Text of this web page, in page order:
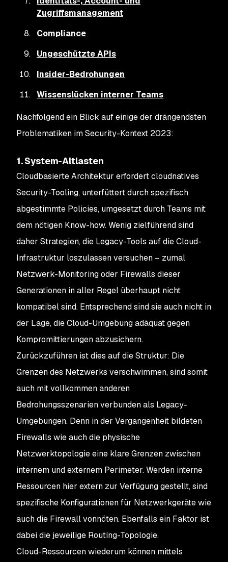
Zugriffsmanagement
Compliance
Ungeschützte APIs
Insider-Bedrohungen
Wissenslücken interner Teams
Nachfolgend ein Blick auf einige der drängendsten
Problematiken im Security-Kontext 2023:
1. System-Altlasten
Cloudbasierte Architektur erfordert cloudnatives
Security-Tooling, unterfüttert durch spezifisch
abgestimmte Policies, umgesetzt durch Teams mit
dem nötigen Know-how. Wenig zielführend sind
daher Strategien, die Legacy-Tools auf die Cloud-
Infrastruktur loszulassen versuchen – zumal
Netzwerk-Monitoring oder Firewalls dieser
Generationen in aller Regel überhaupt nicht
kompatibel sind. Entsprechend sind sie auch nicht in
der Lage, die Cloud-Umgebung adäquat gegen
Kompromittierungen abzusichern.
Zurückzuführen ist dies auf die Struktur: Die
Grenzen des Netzwerks verschwimmen, sind somit
auch mit vollkommen anderen
Bedrohungsszenarien verbunden als Legacy-
Umgebungen. Denn in der Vergangenheit bildeten
Firewalls wie auch die physische
Netzwerktopologie eine klare Grenzen zwischen
internem und externem Perimeter. Werden interne
Ressourcen hier extern zur Verfügung gestellt, sind
spezifische Konfigurationen für Netzwerkgeräte wie
auch die Firewall vonnöten. Ebenfalls ein Faktor ist
dabei die jeweilige Routing-Topologie.
Cloud-Ressourcen wiederum können mittels